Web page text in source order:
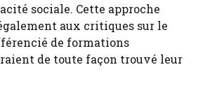
sociale. Cette approche
aux critiques sur le
de formations
de toute façon trouvé leur